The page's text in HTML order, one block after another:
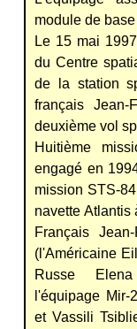
module de
Le 15 mai
du Centre
de la station
français Jean-
deuxième vol
Huitième
engagé en
mission STS-
navette Atlantis
Français
(l'Américaine
Russe
l'équipage
et Vassili